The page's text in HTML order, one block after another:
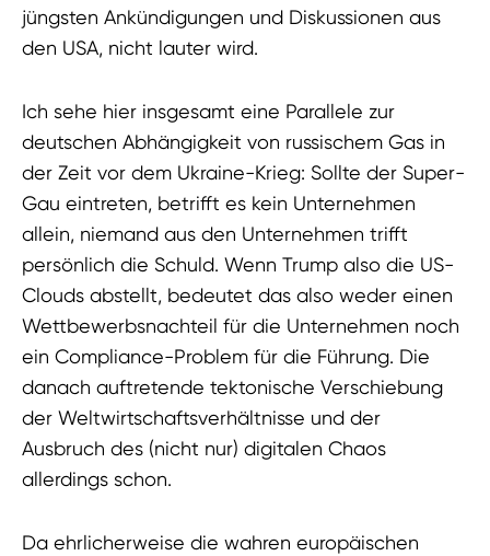
jüngsten Ankündigungen und Diskussionen aus
den USA, nicht lauter wird.
Ich sehe hier insgesamt eine Parallele zur
deutschen Abhängigkeit von russischem Gas in
der Zeit vor dem Ukraine-Krieg: Sollte der Super-
Gau eintreten, betrifft es kein Unternehmen
allein, niemand aus den Unternehmen trifft
persönlich die Schuld. Wenn Trump also die US-
Clouds abstellt, bedeutet das also weder einen
Wettbewerbsnachteil für die Unternehmen noch
ein Compliance-Problem für die Führung. Die
danach auftretende tektonische Verschiebung
der Weltwirtschaftsverhältnisse und der
Ausbruch des (nicht nur) digitalen Chaos
allerdings schon.
Da ehrlicherweise die wahren europäischen